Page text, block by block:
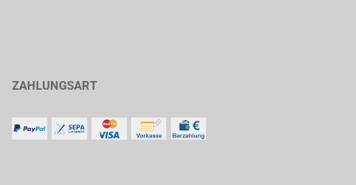
ZAHLUNGSART